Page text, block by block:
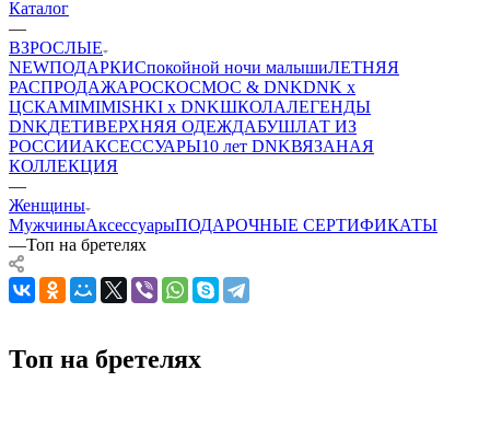
Каталог
—
ВЗРОСЛЫЕ
NEWПОДАРКИСпокойной ночи малышиЛЕТНЯЯ
РАСПРОДАЖАРОСКОСМОС & DNKDNK x
ЦСКАMIMIMISHKI x DNKШКОЛАЛЕГЕНДЫ
DNKДЕТИВЕРХНЯЯ ОДЕЖДАБУШЛАТ ИЗ
РОССИИАКСЕССУАРЫ10 лет DNKВЯЗАНАЯ
КОЛЛЕКЦИЯ
—
Женщины
МужчиныАксессуарыПОДАРОЧНЫЕ СЕРТИФИКАТЫ
—Топ на бретелях
Топ на бретелях